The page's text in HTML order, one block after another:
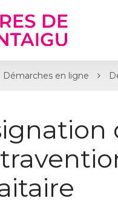
Démarches en ligne